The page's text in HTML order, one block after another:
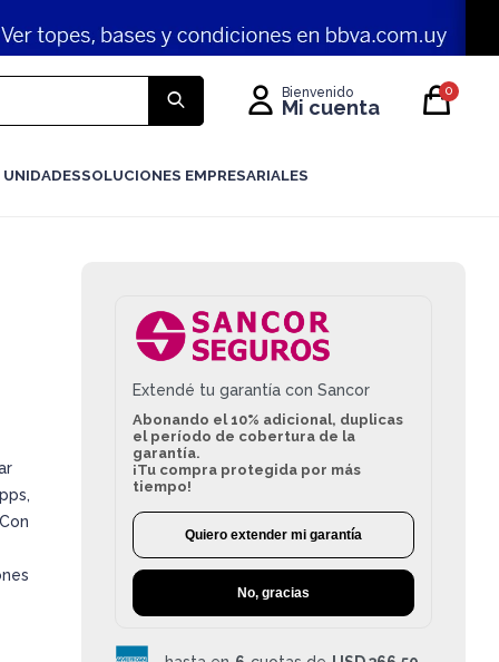
SOLUCIONES EMPRESARIALES
0
Extendé tu garantía con Sancor
Abonando el 10% adicional, duplicas
el período de cobertura de la
garantía.
¡Tu compra protegida por más
tiempo!
Quiero extender mi garantía
No, gracias